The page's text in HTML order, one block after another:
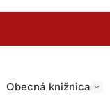
Obecná knižnica